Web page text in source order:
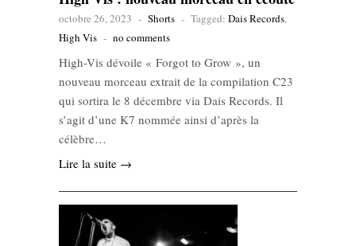
octobre 26, 2023 - Shorts - Tagged: Dais Records,
High Vis - no comments
High-Vis dévoile « Forgot to Grow », un
nouveau morceau extrait de la compilation C23
qui sortira le 8 décembre via Dais Records. Il
s’agit d’une K7 nommée ainsi d’après la
célèbre…
Lire la suite →